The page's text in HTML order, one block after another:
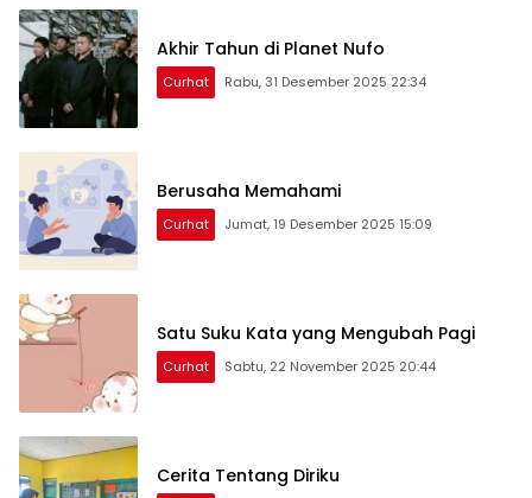
Akhir Tahun di Planet Nufo
Curhat Rabu, 31 Desember 2025 22:34
Berusaha Memahami
Curhat Jumat, 19 Desember 2025 15:09
Satu Suku Kata yang Mengubah Pagi
Curhat Sabtu, 22 November 2025 20:44
Cerita Tentang Diriku